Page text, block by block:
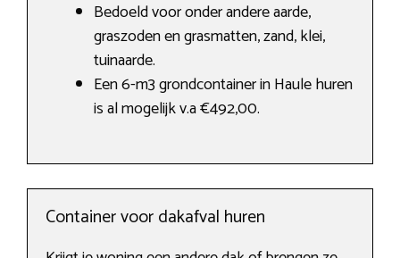
Bedoeld voor onder andere aarde,
graszoden en grasmatten, zand, klei,
tuinaarde.
Een 6-m3 grondcontainer in Haule huren
is al mogelijk v.a €492,00.
Container voor dakafval huren